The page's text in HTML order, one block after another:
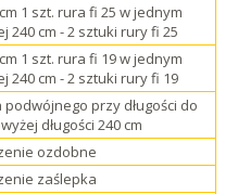
1 szt. rura fi 25 w jednym
240 cm - 2 sztuki rury fi 25
1 szt. rura fi 19 w jednym
240 cm - 2 sztuki rury fi 19
przy długości do
długości 240 cm
ozdobne
zaślepka